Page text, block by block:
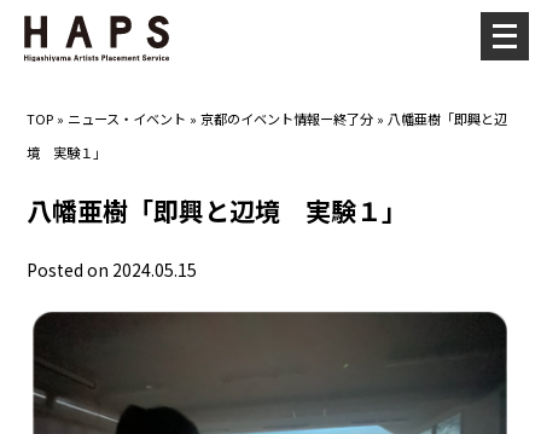
TOP » ニュース・イベント »京都のイベント情報ー終了分 » 八幡亜樹「即興と辺
境 実験１」
八幡亜樹「即興と辺境 実験１」
Posted on 2024.05.15
メ
ニ
ー